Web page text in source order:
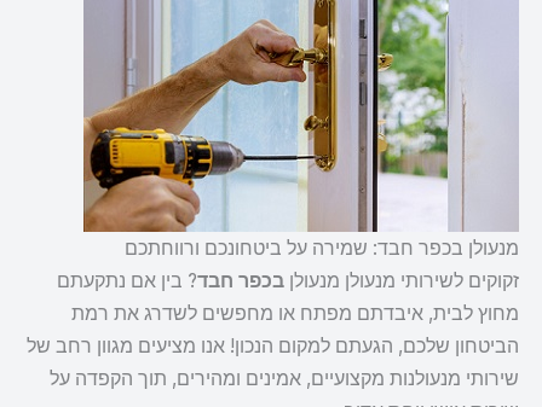
מנעולן בכפר חבד: שמירה על ביטחונכם ורווחתכם
זקוקים לשירותי מנעולן מנעולן בכפר חבד? בין אם נתקעתם
מחוץ לבית, איבדתם מפתח או מחפשים לשדרג את רמת
הביטחון שלכם, הגעתם למקום הנכון! אנו מציעים מגוון רחב של
שירותי מנעולנות מקצועיים, אמינים ומהירים, תוך הקפדה על